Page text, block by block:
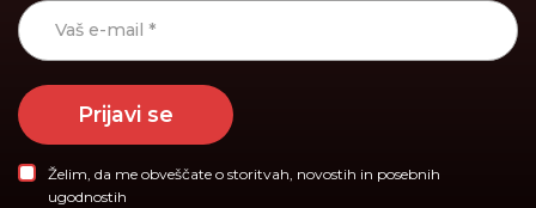
Prijavi se
Želim, da me obveščate o storitvah, novostih in posebnih
ugodnostih